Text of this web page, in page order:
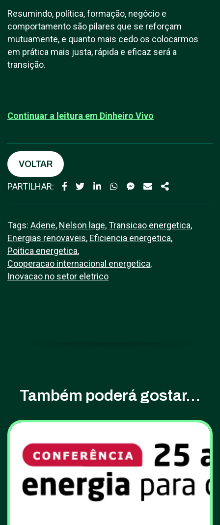
Resumindo, política, formação, negócio e
comportamento são pilares que se reforçam
mutuamente, e quanto mais cedo os colocarmos
em prática mais justa, rápida e eficaz será a
transição.
Continuar a leitura em Dinheiro Vivo
VOLTAR
PARTILHAR:
Tags: Adene, Nelson lage,Transicao energetica,
Energias renovaveis, Eficiencia energetica,
Poitica energetica,
Cooperacao internacional energetica,
Inovacao no setor eletrico
Também poderá gostar...